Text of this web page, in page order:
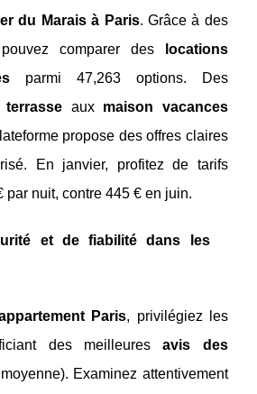
du Marais à Paris. Grâce à des
comparer des
locations
parmi 47,263 options. Des
terrasse aux maison vacances
propose des offres claires
En janvier, profitez de tarifs
par nuit, contre 445 € en juin.
et de fiabilité dans les
Paris, privilégiez les
des meilleuresavis des
Examinez attentivement